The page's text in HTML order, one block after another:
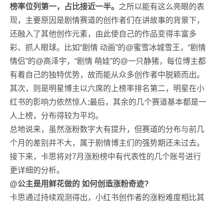
榜率位列第一，占比接近一半。 之所以能有这么亮眼的表
现，主要原因是剧情赛道的创作者们在讲故事的背景下，
还融入了其他创作元素，由此使自己的作品变得丰富多
彩、抓人眼球。比如“剧情 动画”的@蜜雪冰城雪王，“剧情
情侣”的@高泽宇，“剧情 萌娃”的@一只静猪，每位博主都
有着自己的独特优势，故而能从众多创作者中脱颖而出。
其次，则是明星博主以六席的上榜率排名第二，明星在小
红书的影响力依然惊人;最后，其余的几个赛道基本都是一
人上榜，分布得较为平均。
总地说来，虽然涨粉数字大有提升，但赛道的分布与前几
个月的差别并不大，属于剧情博主们的强势期还未过去。
接下来，卡思将对7月涨粉榜中有代表性的几个账号进行
更详细的分析。
@公主是用鲜花做的 如何创造涨粉奇迹?
卡思通过持续观测得出，小红书创作者的涨粉难度相比其